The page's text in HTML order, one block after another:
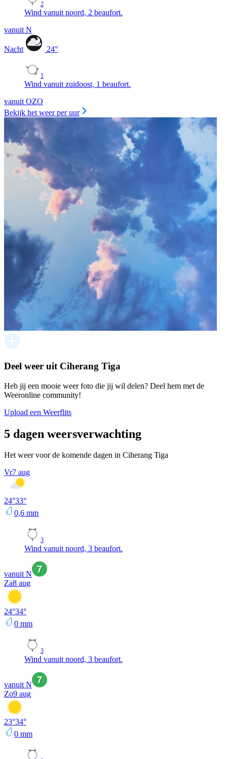
2
Wind vanuit noord, 2 beaufort.
vanuit N
Nacht 24°
1
Wind vanuit zuidoost, 1 beaufort.
vanuit OZO
Bekijk het weer per uur
Deel weer uit Ciherang Tiga
Heb jij een mooie weer foto die jij wil delen? Deel hem met de
Weeronline community!
Upload een Weerflits
5 dagen weersverwachting
Het weer voor de komende dagen in Ciherang Tiga
Vr7 aug
24°33°
0,6 mm
3
Wind vanuit noord, 3 beaufort.
vanuit N
Za8 aug
24°34°
0 mm
3
Wind vanuit noord, 3 beaufort.
vanuit N
Zo9 aug
23°34°
0 mm